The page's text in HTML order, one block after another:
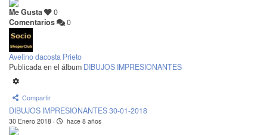
Me Gusta
0
Comentarios
0
Avelino dacosta Prieto
Publicada en el álbum DIBUJOS IMPRESIONANTES
Compartir
DIBUJOS IMPRESIONANTES 30-01-2018
30 Enero 2018 · hace 8 años